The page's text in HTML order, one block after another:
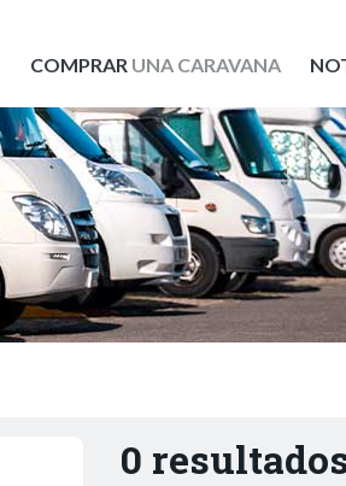
COMPRARUNA CARAVANA
0